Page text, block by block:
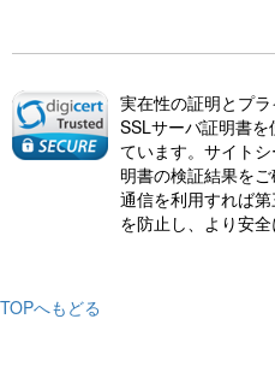
実在性の証明とプ
SSLサーバ証明書
ています。サイト
明書の検証結果を
通信を利用すれば
を防止し、より安
TOPへもどる